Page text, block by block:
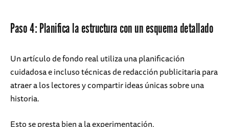
Paso 4: Planifica la estructura con un esquema detallado
Un artículo de fondo real utiliza una planificación
cuidadosa e incluso técnicas de redacción publicitaria para
atraer a los lectores y compartir ideas únicas sobre una
historia.
Esto se presta bien a la experimentación.